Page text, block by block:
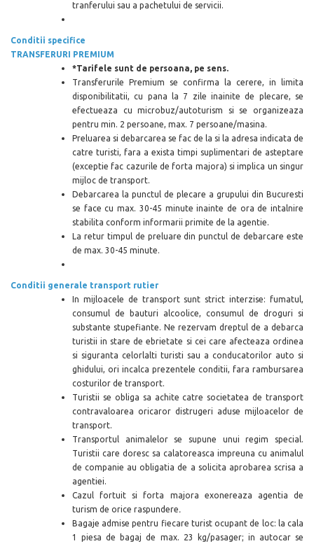
tranferului sau a pachetului de servicii.
Conditii specifice
TRANSFERURI PREMIUM
*Tarifele sunt de persoana, pe sens.
Transferurile Premium se confirma la cerere, in limita
disponibilitatii, cu pana la 7 zile inainite de plecare, se
efectueaza cu microbuz/autoturism si se organizeaza
pentru min. 2 persoane, max. 7 persoane/masina.
Preluarea si debarcarea se fac de la si la adresa indicata de
catre turisti, fara a exista timpi suplimentari de asteptare
(exceptie fac cazurile de forta majora) si implica un singur
mijloc de transport.
Debarcarea la punctul de plecare a grupului din Bucuresti
se face cu max. 30-45 minute inainte de ora de intalnire
stabilita conform informarii primite de la agentie.
La retur timpul de preluare din punctul de debarcare este
de max. 30-45 minute.
Conditii generale transport rutier
In mijloacele de transport sunt strict interzise: fumatul,
consumul de bauturi alcoolice, consumul de droguri si
substante stupefiante. Ne rezervam dreptul de a debarca
turistii in stare de ebrietate si cei care afecteaza ordinea
si siguranta celorlalti turisti sau a conducatorilor auto si
ghidului, ori incalca prezentele conditii, fara rambursarea
costurilor de transport.
Turistii se obliga sa achite catre societatea de transport
contravaloarea oricaror distrugeri aduse mijloacelor de
transport.
Transportul animalelor se supune unui regim special.
Turistii care doresc sa calatoreasca impreuna cu animalul
de companie au obligatia de a solicita aprobarea scrisa a
agentiei.
Cazul fortuit si forta majora exonereaza agentia de
turism de orice raspundere.
Bagaje admise pentru fiecare turist ocupant de loc: la cala
1 piesa de bagaj de max. 23 kg/pasager; in autocar se